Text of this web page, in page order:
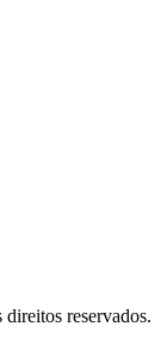
reservados.